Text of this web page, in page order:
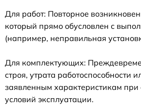
Для работ: Повторное
который прямо обусловлен с
(например, неправильная
Для комплектующих:
строя, утрата работоспособности
заявленным характеристикам
условий эксплуатации.